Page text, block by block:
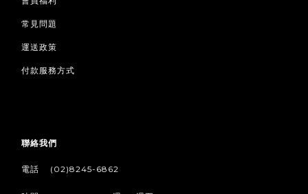
常見問題
運送政策
付款服務方式
聯絡我們
電話 (02)8245-6862